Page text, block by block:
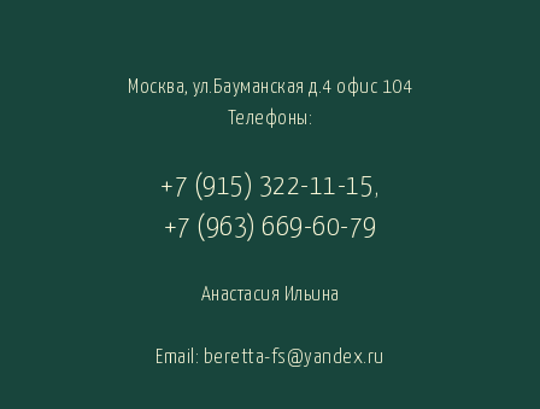
Москва, ул.Бауманская д.4 офис 104
Телефоны:
+7 (915) 322-11-15,
+7 (963) 669-60-79
Анастасия Ильина
Email: beretta-fs@yandex.ru